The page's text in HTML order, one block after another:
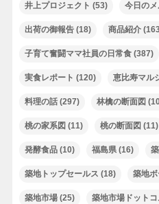
井上プロジェクト (53) 今日の
出荷の御報告(18) 商品紹介
子育て奮闘ママ社員の日常食(387)
実食レポート (120) 恵比寿マル
料理の話(297) 林檎の断面図
桃の家系図 (11) 桃の断面図 (11)
発酵食品(10) 福島県(16)
築地トップセールス (18) 築地
築地市場(25) 築地市場ドット